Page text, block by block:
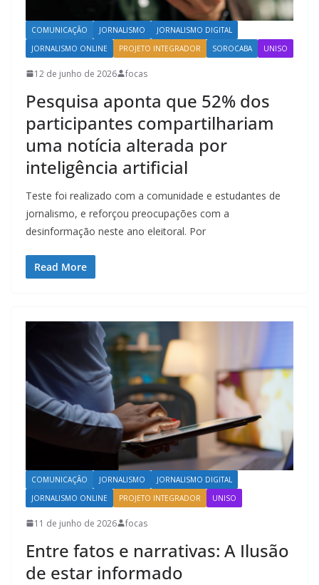
COMUNICAÇÃO JORNALISMO
JORNALISMO DIGITAL
JORNALISMO ONLINE
PROJETO INTEGRADOR SOROCABA UNISO
12 de junho de 2026 focas
Pesquisa aponta que 52% dos
participantes compartilhariam
uma notícia alterada por
inteligência artificial
Teste foi realizado com a comunidade e estudantes de
jornalismo, e reforçou preocupações com a
desinformação neste ano eleitoral. Por
Read More
COMUNICAÇÃO JORNALISMO
JORNALISMO DIGITAL
JORNALISMO ONLINE
PROJETO INTEGRADOR UNISO
11 de junho de 2026 focas
Entre fatos e narrativas: A Ilusão
de estar informado